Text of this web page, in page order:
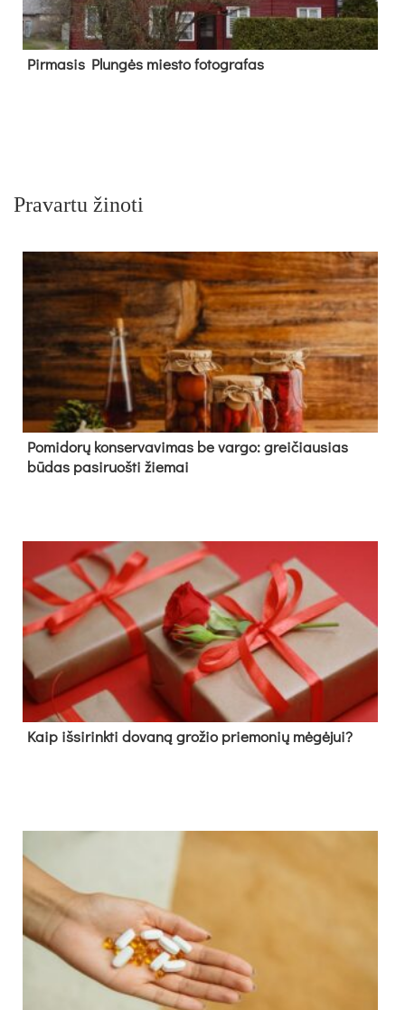
Pir­ma­sis Plun­gės mies­to fo­tog­ra­fas
Pravartu žinoti
Pomidorų konservavimas be vargo: greičiausias
būdas pasiruošti žiemai
Kaip išsirinkti dovaną grožio priemonių mėgėjui?